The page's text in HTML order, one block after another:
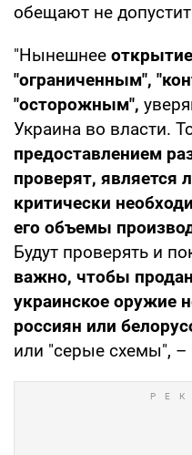
обещают не
"Нынешнее
"ограниченным",
"осторожным",
Украина во власти.
предоставлением
проверят, является
критически
его объемы
Будут проверять и
важно, чтобы
украинское оружие
россиян или
или "серые схемы", –